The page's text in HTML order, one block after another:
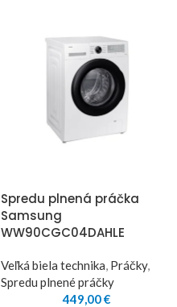
Spredu plnená práčka
Samsung
WW90CGC04DAHLE
Veľká biela technika, Práčky,
Spredu plnené práčky
449,00€